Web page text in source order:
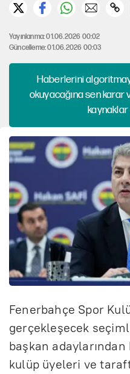
Yayınlanma: 01.06.2026 00:02
Güncelleme: 01.06.2026 00:03
Haberlerini
okuyacağına sen karar
kaynaklar
Fenerbahçe Spor
gerçekleşecek
başkan adaylarından
kulüp üyeleri ve